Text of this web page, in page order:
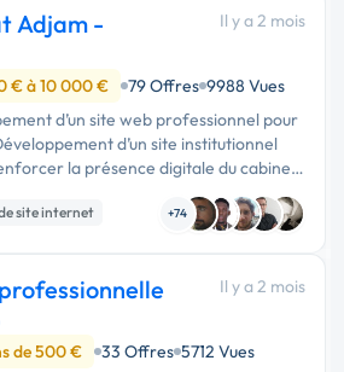
Adjam -
Il y a 2 mois
€ à 10 000 € 79 Offres 9988 Vues
d’un site web professionnel pour
la présence digitale du cabinet
utilisateur fluide aux visiteurs.
site internet
+74
Il y a 2 mois
de 500 € 33 Offres 5712 Vues